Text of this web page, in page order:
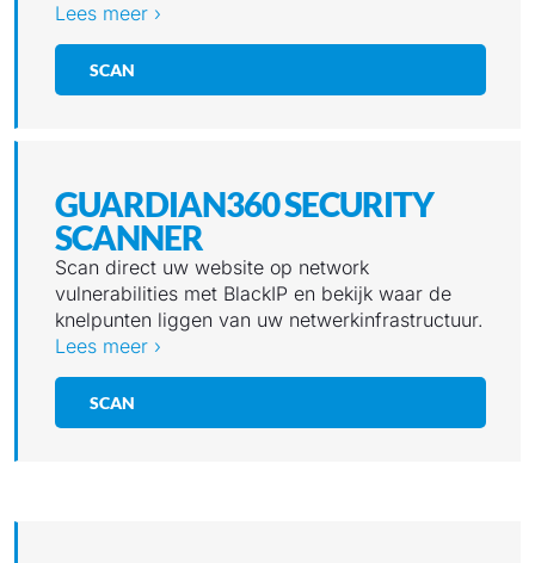
Lees meer ›
SCAN
GUARDIAN360 SECURITY
SCANNER
Scan direct uw website op network
vulnerabilities met BlackIP en bekijk waar de
knelpunten liggen van uw netwerkinfrastructuur.
Lees meer ›
SCAN